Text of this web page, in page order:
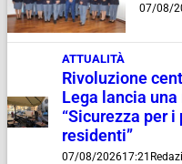
07/08/
ATTUALITÀ
Rivoluzione
Lega lancia
“Sicurezza per
residenti”
07/08/202617:21